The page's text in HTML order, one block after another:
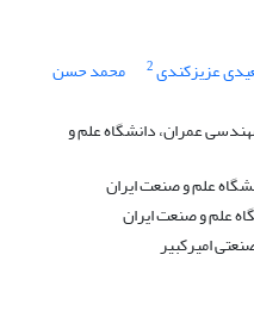
عزیزکندی2 محمد حسن
عمران، دانشگاه علم و
علم و صنعت ایران
علم و صنعت ایران
امیرکبیر